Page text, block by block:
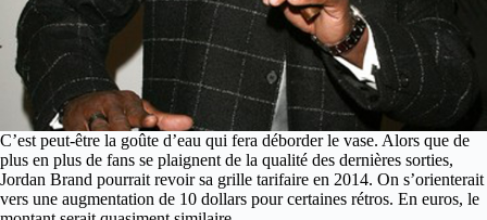
C’est peut-être la goûte d’eau qui fera déborder le vase. Alors que de
plus en plus de fans se plaignent de la qualité des dernières sorties,
Jordan Brand pourrait revoir sa grille tarifaire en 2014. On s’orienterait
vers une augmentation de 10 dollars pour certaines rétros. En euros, le